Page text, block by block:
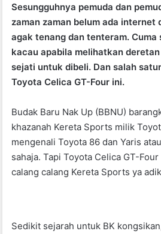
c
e
b
o
o
k
at
s
A
p
p
itt
er
Sesungguhnya pemuda dan
zaman zaman belum ada internet
agak tenang dan tenteram.
kacau apabila melihatkan
sejati untuk dibeli. Dan salah
Toyota Celica GT-Four ini.
Budak Baru Nak Up (BBNU)
khazanah Kereta Sports milik
mengenali Toyota 86 dan Yaris
sahaja. Tapi Toyota Celica GT-
calang calang Kereta Sports ya
Sedikit sejarah untuk BK